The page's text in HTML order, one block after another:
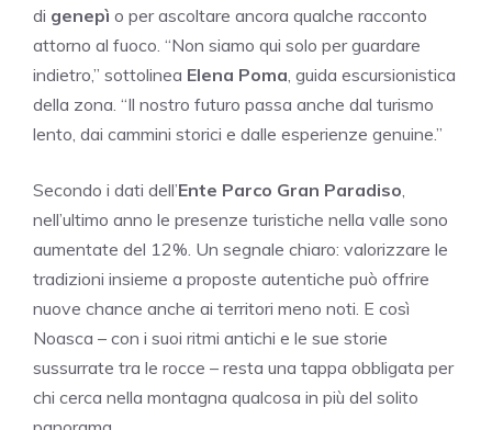
di genepì o per ascoltare ancora qualche racconto
attorno al fuoco. “Non siamo qui solo per guardare
indietro,” sottolinea Elena Poma , guida escursionistica
della zona. “Il nostro futuro passa anche dal turismo
lento, dai cammini storici e dalle esperienze genuine.”
Secondo i dati dell’Ente Parco Gran Paradiso
nell’ultimo anno le presenze turistiche nella valle sono
aumentate del 12%. Un segnale chiaro: valorizzare le
tradizioni insieme a proposte autentiche può offrire
nuove chance anche ai territori meno noti. E così
Noasca – con i suoi ritmi antichi e le sue storie
sussurrate tra le rocce – resta una tappa obbligata per
chi cerca nella montagna qualcosa in più del solito